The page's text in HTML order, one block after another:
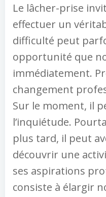
Le lâcher-prise
effectuer un
difficulté peut
opportunité que
immédiatement.
changement
Sur le moment, il
l’inquiétude.
plus tard, il peut
découvrir une
ses aspirations
consiste à élargir